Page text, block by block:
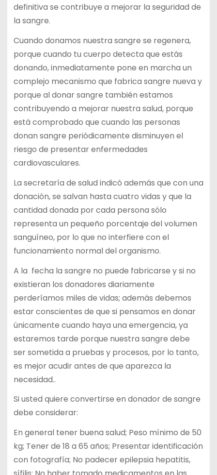
definitiva se contribuye a mejorar la seguridad de
la sangre.
Cuando donamos nuestra sangre se regenera,
porque cuando tu cuerpo detecta que estás
donando, inmediatamente pone en marcha un
complejo mecanismo que fabrica sangre nueva y
porque al donar sangre también estamos
contribuyendo a mejorar nuestra salud, porque
está comprobado que cuando las personas
donan sangre periódicamente disminuyen el
riesgo de presentar enfermedades
cardiovasculares.
La secretaría de salud indicó además que con una
donación, se salvan hasta cuatro vidas y que la
cantidad donada por cada persona sólo
representa un pequeño porcentaje del volumen
sanguíneo, por lo que no interfiere con el
funcionamiento normal del organismo.
A la fecha la sangre no puede fabricarse y si no
existieran los donadores diariamente
perderíamos miles de vidas; además debemos
estar conscientes de que si pensamos en donar
únicamente cuando haya una emergencia, ya
estaremos tarde porque nuestra sangre debe
ser sometida a pruebas y procesos, por lo tanto,
es mejor acudir antes de que aparezca la
necesidad..
Si usted quiere convertirse en donador de sangre
debe considerar:
En general tener buena salud; Peso mínimo de 50
kg; Tener de 18 a 65 años; Presentar identificación
con fotografía; No padecer epilepsia hepatitis,